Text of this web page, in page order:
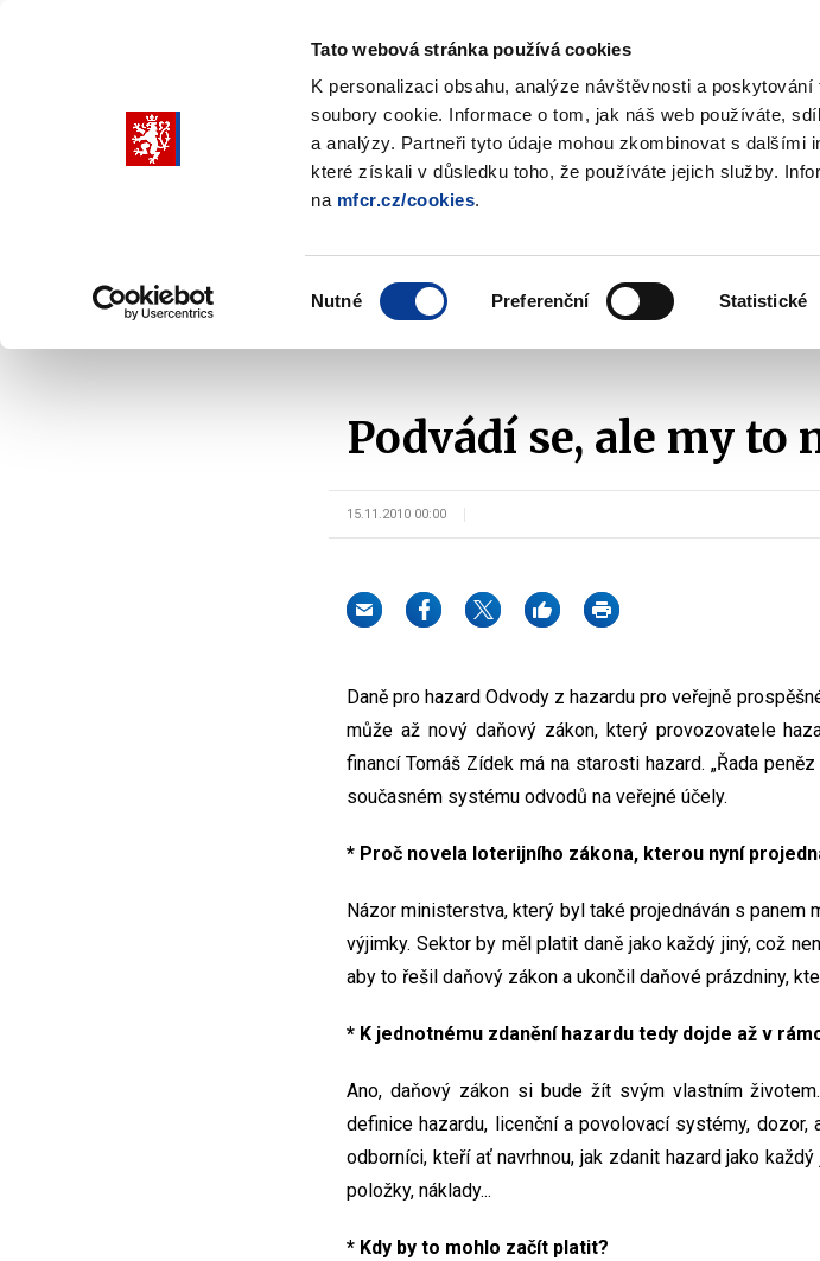
Tato webová stránka používá cookies
K personalizaci obsahu, analýze návštěvnosti a
soubory cookie. Informace o tom, jak náš web používáte,
a analýzy. Partneři tyto údaje mohou zkombinovat s dalšími
které získali v důsledku toho, že používáte jejich služby.
na mfcr.cz/cookies.
Nutné Preferenční Statistické
submenu
submenu
politika
submenu
V médiích Podvádí se, ale my to nezastavíme
Podvádí se, ale my to
15.11.2010 00:00
Daně pro hazard Odvody z hazardu pro veřejně
může až nový daňový zákon, který provozovatele
financí Tomáš Zídek má na starosti hazard. „Řada
současném systému odvodů na veřejné účely.
* Proč novela loterijního zákona, kterou nyní
Názor ministerstva, který byl také projednáván s
výjimky. Sektor by měl platit daně jako každý jiný, což
aby to řešil daňový zákon a ukončil daňové prázdniny,
* K jednotnému zdanění hazardu tedy dojde až v
Ano, daňový zákon si bude žít svým vlastním
definice hazardu, licenční a povolovací systémy,
odborníci, kteří ať navrhnou, jak zdanit hazard jako
položky, náklady...
* Kdy by to mohlo začít platit?